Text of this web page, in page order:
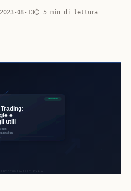
2023-08-13⏱ 5 min di lettura